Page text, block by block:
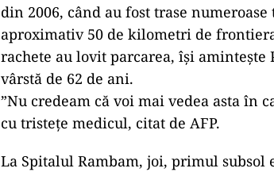
din 2006, când au fost trase
aproximativ 50 de kilometri de
rachete au lovit parcarea, își amintește
vârstă de 62 de ani.
”Nu credeam că voi mai vedea asta în
cu tristețe medicul, citat de AFP.
La Spitalul Rambam, joi, primul subsol